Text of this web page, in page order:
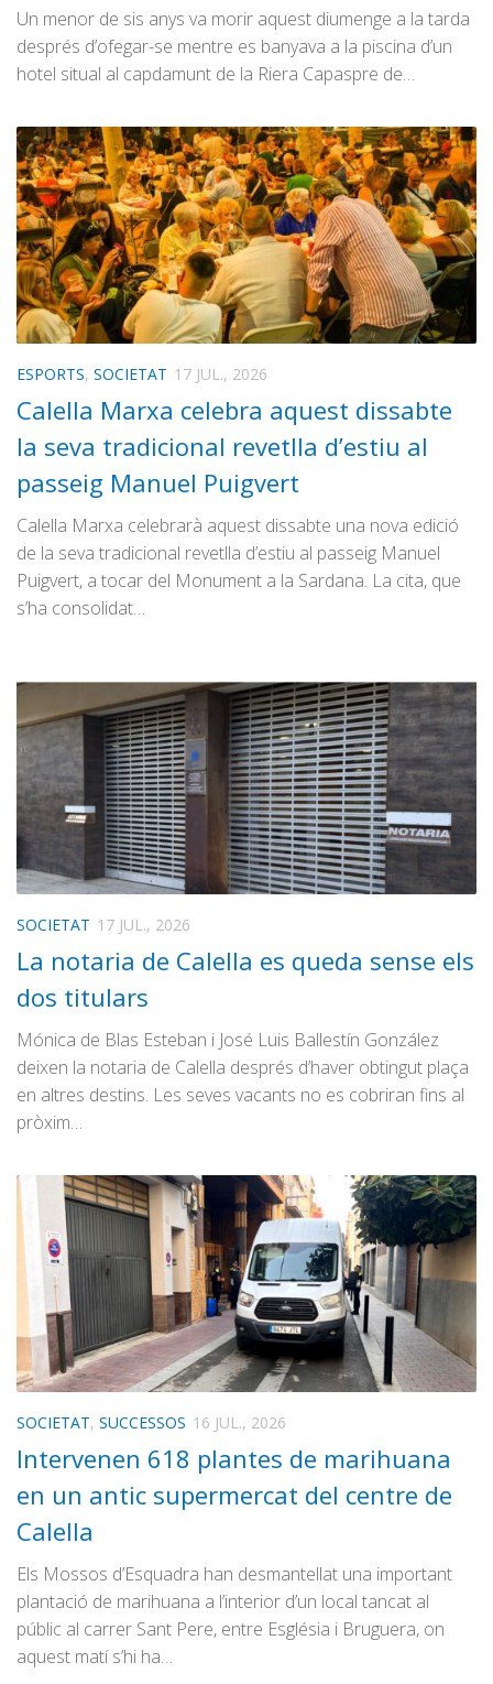
Un menor de sis anys va morir aquest diumenge a la tarda
després d’ofegar-se mentre es banyava a la piscina d’un
hotel situal al capdamunt de la Riera Capaspre de…
ESPORTS, SOCIETAT 17 JUL., 2026
Calella Marxa celebra aquest dissabte
la seva tradicional revetlla d’estiu al
passeig Manuel Puigvert
Calella Marxa celebrarà aquest dissabte una nova edició
de la seva tradicional revetlla d’estiu al passeig Manuel
Puigvert, a tocar del Monument a la Sardana. La cita, que
s’ha consolidat…
SOCIETAT 17 JUL., 2026
La notaria de Calella es queda sense els
dos titulars
Mónica de Blas Esteban i José Luis Ballestín González
deixen la notaria de Calella després d’haver obtingut plaça
en altres destins. Les seves vacants no es cobriran fins al
pròxim…
SOCIETAT, SUCCESSOS 16 JUL., 2026
Intervenen 618 plantes de marihuana
en un antic supermercat del centre de
Calella
Els Mossos d’Esquadra han desmantellat una important
plantació de marihuana a l’interior d’un local tancat al
públic al carrer Sant Pere, entre Església i Bruguera, on
aquest matí s’hi ha…